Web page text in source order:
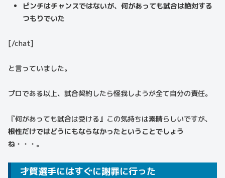
ピンチはチャンスではないが、何があっても試合は絶対する
つもりでいた
[/chat]
と言っていました。
プロである以上、試合契約したら怪我しようが全て自分の責任。
『何があっても試合は受ける』この気持ちは素晴らしいですが、
根性だけではどうにもならなかったということでしょう
ね・・・。
才賀選手にはすぐに謝罪に行った